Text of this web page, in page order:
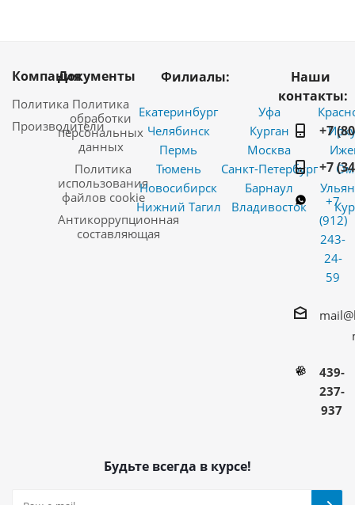
Компания
Политика
Производители
Документы
Политика
обработки
персональных
данных
Политика
использования
файлов cookie
Антикоррупционная
составляющая
Филиалы:
Екатеринбург
Челябинск
Пермь
Тюмень
Новосибирск
Нижний Тагил
Уфа
Курган
Москва
Санкт-Петербург
Барнаул
Владивосток
Наши
контакты:
+7
+7
+7
(912)
243-
24-
59
439-
237-
937
Будьте всегда в курсе!